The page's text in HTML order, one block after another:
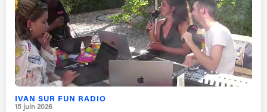
IVAN SUR FUN RADIO
15 juin 2026